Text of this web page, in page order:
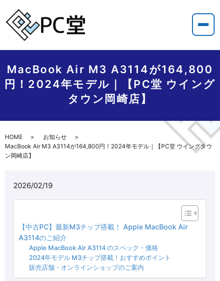
MacBook Air M3 A3114が164,800
円！2024年モデル｜【PC堂 ウイング
タウン岡崎店】
HOME
お知らせ
MacBook Air M3 A3114が164,800円！2024年モデル｜【PC堂 ウイングタウ
ン岡崎店】
2026/02/19
【中古PC】最新M3チップ搭載！ Apple MacBook Air
A3114のご紹介
Apple MacBook Air A3114 のスペック・価格
2024年モデル M3チップ搭載！おすすめポイント
販売店舗・オンラインショップのご案内